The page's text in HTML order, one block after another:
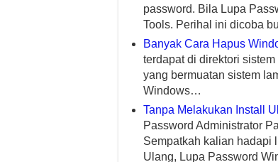
password. Bila Lupa
Tools. Perihal ini dicoba
Banyak Cara Hapus
terdapat di direktori
yang bermuatan sistem
Windows…
Tanpa Melakukan Install
Password Administrator
Sempatkah kalian hadapi
Ulang, Lupa Password